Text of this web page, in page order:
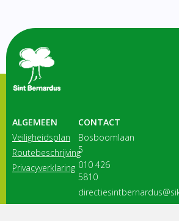
ALGEMEEN
Veiligheidsplan
Routebeschrijving
Privacyverklaring
CONTACT
Bosboomlaan
5
010 426
5810
3116 JB